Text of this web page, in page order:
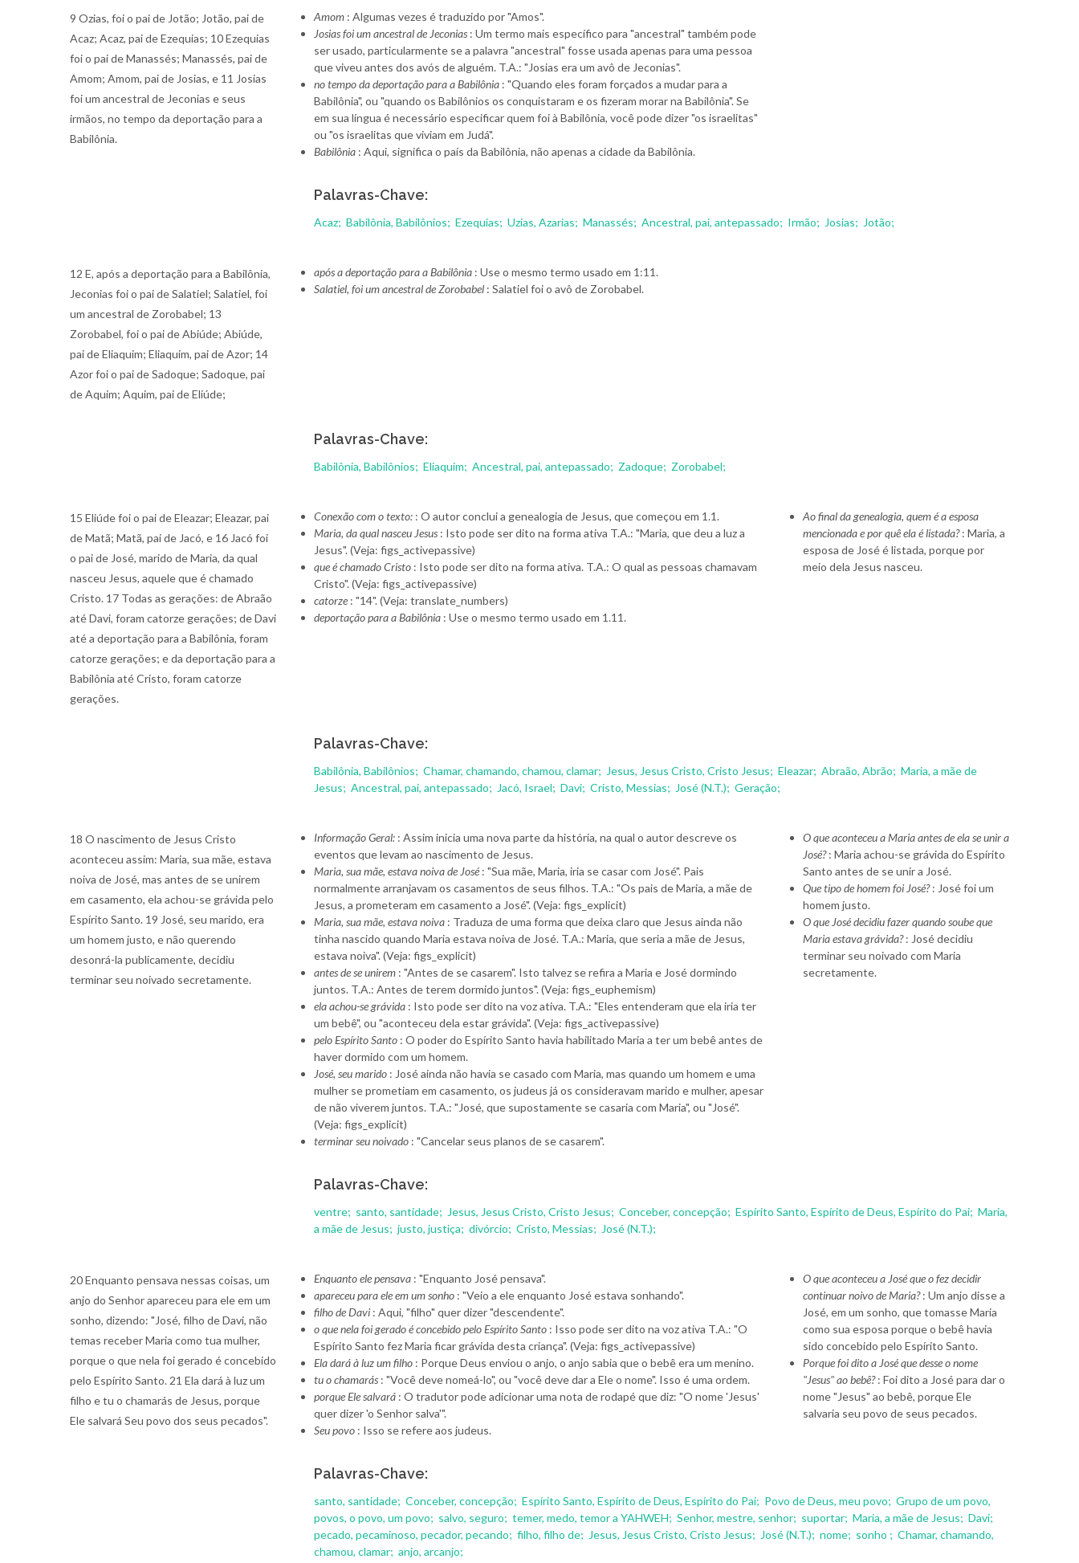
9 Ozias, foi o pai de Jotão; Jotão, pai de
Acaz; Acaz, pai de Ezequias; 10 Ezequias
foi o pai de Manassés; Manassés, pai de
Amom; Amom, pai de Josias, e 11 Josias
foi um ancestral de Jeconias e seus
irmãos, no tempo da deportação para a
Babilônia.
Amom : Algumas vezes é traduzido por "Amos".
Josias foi um ancestral de Jeconias : Um termo mais específico para "ancestral" também pode
ser usado, particularmente se a palavra "ancestral" fosse usada apenas para uma pessoa
que viveu antes dos avós de alguém. T.A.: "Josias era um avô de Jeconias".
no tempo da deportação para a Babilônia : "Quando eles foram forçados a mudar para a
Babilônia", ou "quando os Babilônios os conquistaram e os fizeram morar na Babilônia". Se
em sua língua é necessário especificar quem foi à Babilônia, você pode dizer "os israelitas"
ou "os israelitas que viviam em Judá".
Babilônia : Aqui, significa o país da Babilônia, não apenas a cidade da Babilônia.
Palavras-Chave:
Acaz; Babilônia, Babilônios; Ezequias; Uzias, Azarias; Manassés; Ancestral, pai, antepassado; Irmão; Josias; Jotão;
12 E, após a deportação para a Babilônia,
Jeconias foi o pai de Salatiel; Salatiel, foi
um ancestral de Zorobabel; 13
Zorobabel, foi o pai de Abiúde; Abiúde,
pai de Eliaquim; Eliaquim, pai de Azor; 14
Azor foi o pai de Sadoque; Sadoque, pai
de Aquim; Aquim, pai de Eliúde;
após a deportação para a Babilônia : Use o mesmo termo usado em 1:11.
Salatiel, foi um ancestral de Zorobabel : Salatiel foi o avô de Zorobabel.
Palavras-Chave:
Babilônia, Babilônios; Eliaquim; Ancestral, pai, antepassado; Zadoque; Zorobabel;
15 Eliúde foi o pai de Eleazar; Eleazar, pai
de Matã; Matã, pai de Jacó, e 16 Jacó foi
o pai de José, marido de Maria, da qual
nasceu Jesus, aquele que é chamado
Cristo. 17 Todas as gerações: de Abraão
até Davi, foram catorze gerações; de Davi
até a deportação para a Babilônia, foram
catorze gerações; e da deportação para a
Babilônia até Cristo, foram catorze
gerações.
Conexão com o texto: : O autor conclui a genealogia de Jesus, que começou em 1.1.
Maria, da qual nasceu Jesus : Isto pode ser dito na forma ativa T.A.: "Maria, que deu a luz a
Jesus". (Veja: figs_activepassive)
que é chamado Cristo : Isto pode ser dito na forma ativa. T.A.: O qual as pessoas chamavam
Cristo". (Veja: figs_activepassive)
catorze : "14". (Veja: translate_numbers)
deportação para a Babilônia : Use o mesmo termo usado em 1.11.
Ao final da genealogia, quem é a esposa
mencionada e por quê ela é listada?: Maria, a
esposa de José é listada, porque por
meio dela Jesus nasceu.
Palavras-Chave:
Babilônia, Babilônios; Chamar, chamando, chamou, clamar; Jesus, Jesus Cristo, Cristo Jesus; Eleazar; Abraão, Abrão; Maria, a mãe de
Jesus; Ancestral, pai, antepassado; Jacó, Israel; Davi; Cristo, Messias; José (N.T.); Geração;
18 O nascimento de Jesus Cristo
aconteceu assim: Maria, sua mãe, estava
noiva de José, mas antes de se unirem
em casamento, ela achou-se grávida pelo
Espírito Santo. 19 José, seu marido, era
um homem justo, e não querendo
desonrá-la publicamente, decidiu
terminar seu noivado secretamente.
Informação Geral: : Assim inicia uma nova parte da história, na qual o autor descreve os
eventos que levam ao nascimento de Jesus.
Maria, sua mãe, estava noiva de José : "Sua mãe, Maria, iria se casar com José". Pais
normalmente arranjavam os casamentos de seus filhos. T.A.: "Os pais de Maria, a mãe de
Jesus, a prometeram em casamento a José". (Veja: figs_explicit)
Maria, sua mãe, estava noiva : Traduza de uma forma que deixa claro que Jesus ainda não
tinha nascido quando Maria estava noiva de José. T.A.: Maria, que seria a mãe de Jesus,
estava noiva". (Veja: figs_explicit)
antes de se unirem : "Antes de se casarem". Isto talvez se refira a Maria e José dormindo
juntos. T.A.: Antes de terem dormido juntos". (Veja: figs_euphemism)
ela achou-se grávida : Isto pode ser dito na voz ativa. T.A.: "Eles entenderam que ela iria ter
um bebê", ou "aconteceu dela estar grávida". (Veja: figs_activepassive)
pelo Espírito Santo : O poder do Espírito Santo havia habilitado Maria a ter um bebê antes de
haver dormido com um homem.
José, seu marido : José ainda não havia se casado com Maria, mas quando um homem e uma
mulher se prometiam em casamento, os judeus já os consideravam marido e mulher, apesar
de não viverem juntos. T.A.: "José, que supostamente se casaria com Maria", ou "José".
(Veja: figs_explicit)
terminar seu noivado : "Cancelar seus planos de se casarem".
O que aconteceu a Maria antes de ela se unir a
José?: Maria achou-se grávida do Espírito
Santo antes de se unir a José.
Que tipo de homem foi José?: José foi um
homem justo.
O que José decidiu fazer quando soube que
Maria estava grávida?: José decidiu
terminar seu noivado com Maria
secretamente.
Palavras-Chave:
ventre; santo, santidade; Jesus, Jesus Cristo, Cristo Jesus; Conceber, concepção; Espírito Santo, Espírito de Deus, Espírito do Pai; Maria,
a mãe de Jesus; justo, justiça; divórcio; Cristo, Messias; José (N.T.);
20 Enquanto pensava nessas coisas, um
anjo do Senhor apareceu para ele em um
sonho, dizendo: "José, filho de Davi, não
temas receber Maria como tua mulher,
porque o que nela foi gerado é concebido
pelo Espírito Santo. 21 Ela dará à luz um
filho e tu o chamarás de Jesus, porque
Ele salvará Seu povo dos seus pecados".
Enquanto ele pensava : "Enquanto José pensava".
apareceu para ele em um sonho : "Veio a ele enquanto José estava sonhando".
filho de Davi : Aqui, "filho" quer dizer "descendente".
o que nela foi gerado é concebido pelo Espírito Santo : Isso pode ser dito na voz ativa T.A.: "O
Espírito Santo fez Maria ficar grávida desta criança". (Veja: figs_activepassive)
Ela dará à luz um filho : Porque Deus enviou o anjo, o anjo sabia que o bebê era um menino.
tu o chamarás : "Você deve nomeá-lo", ou "você deve dar a Ele o nome". Isso é uma ordem.
porque Ele salvará : O tradutor pode adicionar uma nota de rodapé que diz: "O nome 'Jesus'
quer dizer 'o Senhor salva'".
Seu povo : Isso se refere aos judeus.
O que aconteceu a José que o fez decidir
continuar noivo de Maria?: Um anjo disse a
José, em um sonho, que tomasse Maria
como sua esposa porque o bebê havia
sido concebido pelo Espírito Santo.
Porque foi dito a José que desse o nome
"Jesus" ao bebê?: Foi dito a José para dar o
nome "Jesus" ao bebê, porque Ele
salvaria seu povo de seus pecados.
Palavras-Chave:
santo, santidade; Conceber, concepção; Espírito Santo, Espírito de Deus, Espírito do Pai; Povo de Deus, meu povo; Grupo de um povo,
povos, o povo, um povo; salvo, seguro; temer, medo, temor a YAHWEH; Senhor, mestre, senhor; suportar; Maria, a mãe de Jesus; Davi;
pecado, pecaminoso, pecador, pecando; filho, filho de; Jesus, Jesus Cristo, Cristo Jesus; José (N.T.); nome; sonho ; Chamar, chamando,
chamou, clamar; anjo, arcanjo;